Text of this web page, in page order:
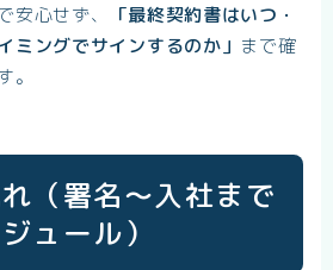
安心せず、
「最終契約書はいつ・
ミングでサインするのか」 まで確
。
（署名〜入社まで
ュール）